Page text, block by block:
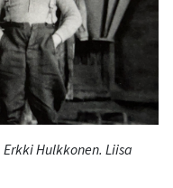
Hulkkonen. Liisa